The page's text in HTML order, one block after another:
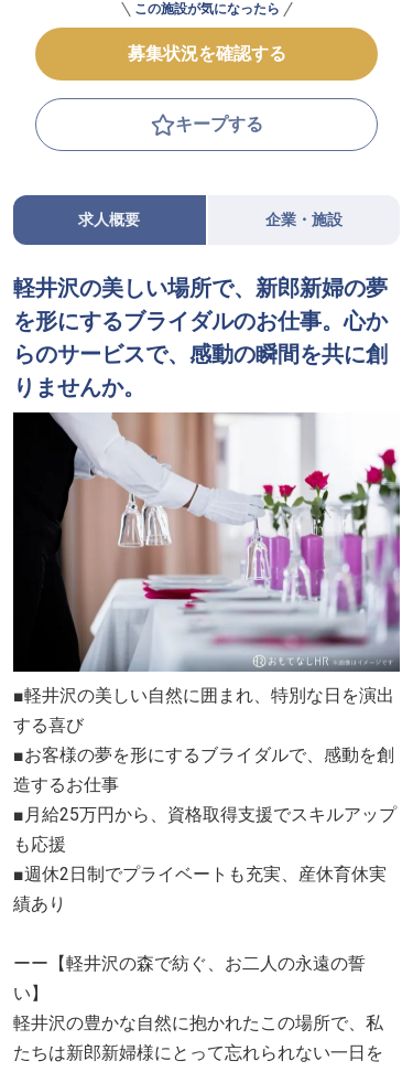
この施設が気になったら
募集状況を確認する
キープする
求人概要 企業・施設
軽井沢の美しい場所で、新郎新婦の夢
を形にするブライダルのお仕事。心か
らのサービスで、感動の瞬間を共に創
りませんか。
■軽井沢の美しい自然に囲まれ、特別な日を演出
する喜び
■お客様の夢を形にするブライダルで、感動を創
造するお仕事
■月給25万円から、資格取得支援でスキルアップ
も応援
■週休2日制でプライベートも充実、産休育休実
績あり
ーー【軽井沢の森で紡ぐ、お二人の永遠の誓
い】
軽井沢の豊かな自然に抱かれたこの場所で、私
たちは新郎新婦様にとって忘れられない一日を